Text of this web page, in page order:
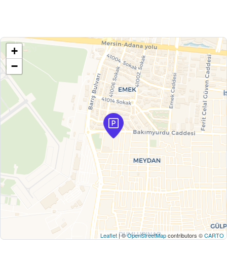
+
−
Leaflet | ©OpenStreetMapcontributors ©CARTO